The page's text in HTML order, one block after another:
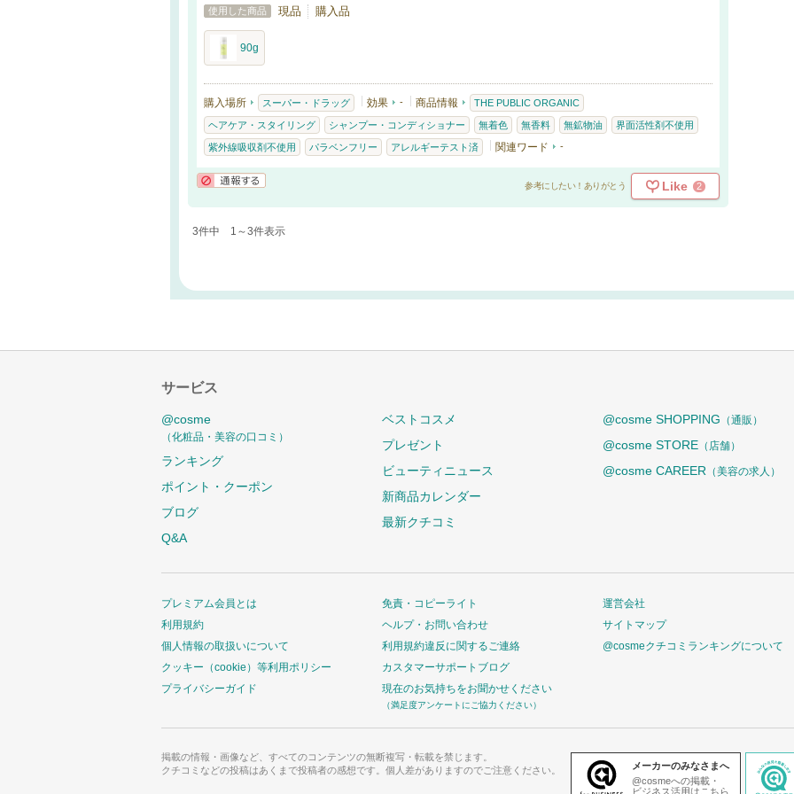
使用した商品 現品 購入品
90g
購入場所 スーパー・ドラッグ 効果 - 商品情報 THE PUBLIC ORGANIC
ヘアケア・スタイリング シャンプー・コンディショナー 無着色 無香料 無鉱物油 界面活性剤不使用
紫外線吸収剤不使用 パラベンフリー アレルギーテスト済 関連ワード -
参考にしたい！ありがとう Like 2
3件中 1～3件表示
サービス
@cosme
（化粧品・美容の口コミ）
ランキング
ポイント・クーポン
ブログ
Q&A
ベストコスメ
プレゼント
ビューティニュース
新商品カレンダー
最新クチコミ
@cosme SHOPPING （通販）
@cosme STORE （店舗）
@cosme CAREER （美容の求人）
プレミアム会員とは
利用規約
個人情報の取扱いについて
クッキー（cookie）等利用ポリシー
プライバシーガイド
免責・コピーライト
ヘルプ・お問い合わせ
利用規約違反に関するご連絡
カスタマーサポートブログ
現在のお気持ちをお聞かせください
（満足度アンケートにご協力ください）
運営会社
サイトマップ
@cosmeクチコミランキングについて
掲載の情報・画像など、すべてのコンテンツの無断複写・転載を禁じます。
クチコミなどの投稿はあくまで投稿者の感想です。個人差がありますのでご注意ください。
メーカーのみなさまへ
@cosmeへの掲載・
ビジネス活用はこちら